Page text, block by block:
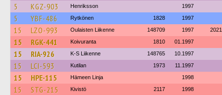
5 KGZ-903 Henriksson 1997
5 YBF-486 Rytkönen 1828 1997
15 LZO-993 Oulaisten Liikenne 148709 1997 2021
15 RGK-441 Koivuranta 1810 01.1997
15 RIA-926 K-S Liikenne 148765 10.1997
15 LCI-593 Kutilan 1973 11.1997
15 HPE-115 Hämeen Linja 1998
15 STG-215 Kivistö 2117 1998